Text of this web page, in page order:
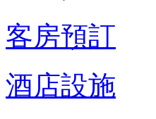
客房預訂
酒店設施